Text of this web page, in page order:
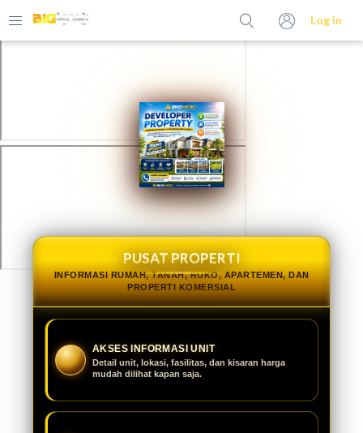
Log in
PUSAT PROPERTI
INFORMASI RUMAH, TANAH, RUKO, APARTEMEN, DAN
PROPERTI KOMERSIAL
AKSES INFORMASI UNIT
Detail unit, lokasi, fasilitas, dan kisaran harga
mudah dilihat kapan saja.